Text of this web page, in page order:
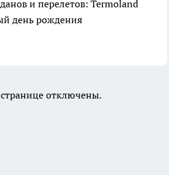
и перелетов: Termoland
день рождения
отключены.